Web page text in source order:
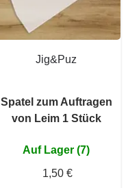
Jig&Puz
Spatel zum Auftragen
von Leim 1 Stück
Auf Lager (7)
1,50 €